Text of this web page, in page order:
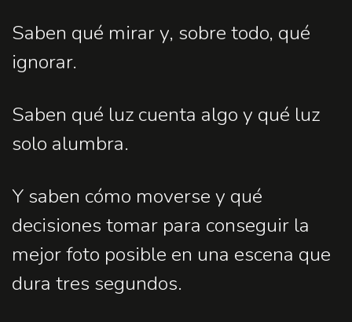
Saben qué mirar y, sobre todo, qué
ignorar.
Saben qué luz cuenta algo y qué luz
solo alumbra.
Y saben cómo moverse y qué
decisiones tomar para conseguir la
mejor foto posible en una escena que
dura tres segundos.